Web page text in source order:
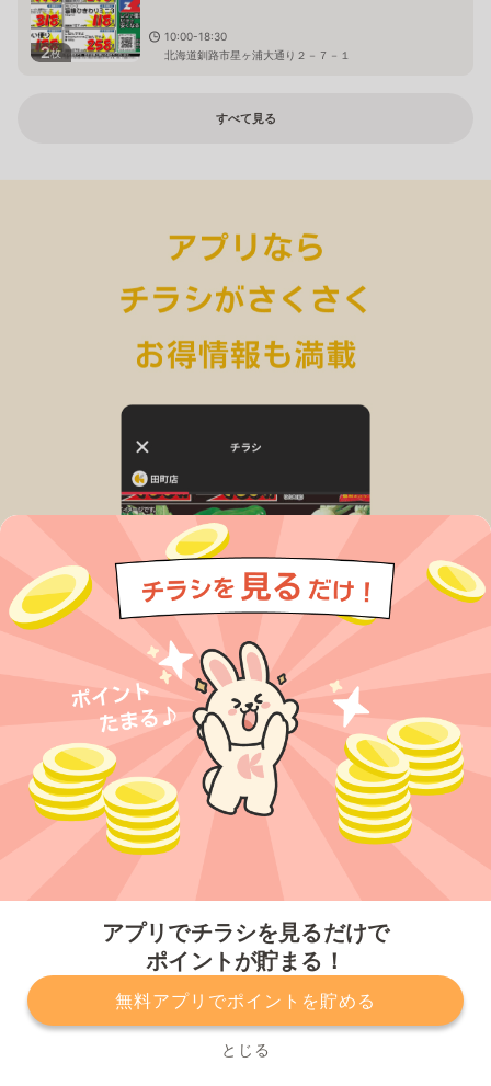
アプリでチラシを見るだけで
ポイントが貯まる！
無料アプリでポイントを貯める
とじる
2枚
10:00-18:30
北海道釧路市星ヶ浦大通り２－７－１
すべて見る
プライバシーポリシー 利用規約
運営会社
サービスに関してのお問い合わせ